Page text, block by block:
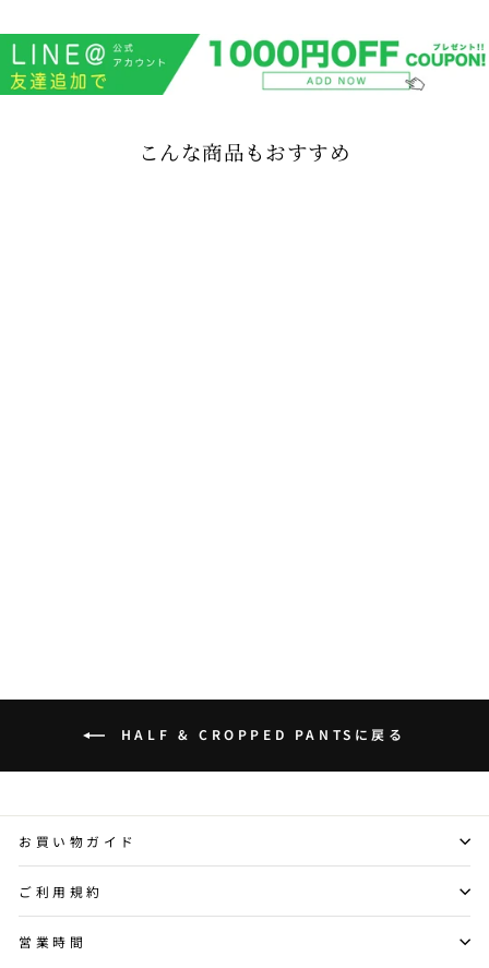
こんな商品もおすすめ
HALF & CROPPED PANTSに戻る
お買い物ガイド
ご利用規約
営業時間